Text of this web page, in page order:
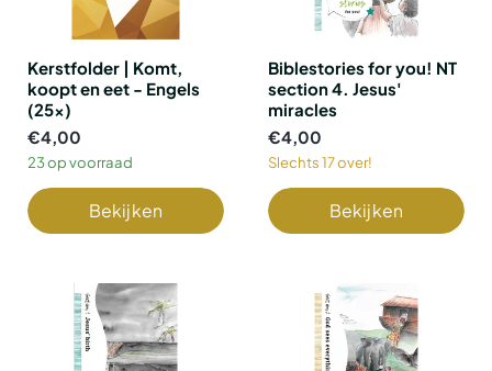
Kerstfolder | Komt,
koopt en eet - Engels
(25x)
€4,00
23 op voorraad
Bekijken
Biblestories for you! NT
section 4. Jesus'
miracles
€4,00
Slechts 17 over!
Bekijken